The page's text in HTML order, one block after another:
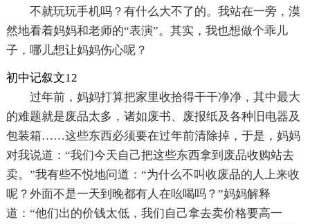
不就玩玩手机吗？有什么大不了的。我站在一旁，漠
然地看着妈妈和老师的“表演”。其实，我也想做个乖儿
子，哪儿想让妈妈伤心呢？
初中记叙文12
过年前，妈妈打算把家里收拾得干干净净，其中最大
的难题就是废品太多，诸如废书、废报纸及各种旧电器及
包装箱……这些东西必须要在过年前清除掉，于是，妈妈
对我说道：“我们今天自己把这些东西拿到废品收购站去
卖。”我有些不悦地问道：“为什么不叫收废品的人上来收
呢？外面不是一天到晚都有人在吆喝吗？”妈妈解释
道：“他们出的价钱太低，我们自己拿去卖价格要高一